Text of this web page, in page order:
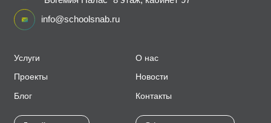
Услуги
Проекты
Блог
О нас
Новости
Контакты
info@schoolsnab.ru